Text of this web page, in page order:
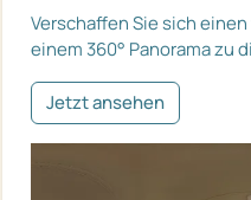
Verschaffen Sie sich
einem 360° Panorama zu
Jetzt ansehen